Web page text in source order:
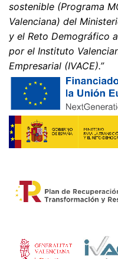
sostenible (Programa
Valenciana) del
y el Reto Demográfico
por el Instituto
Empresarial (IVACE).”